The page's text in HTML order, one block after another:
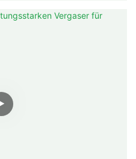
die Wahl eines zuverlässigen
Dieser Ratgeber hilft Ihnen, in